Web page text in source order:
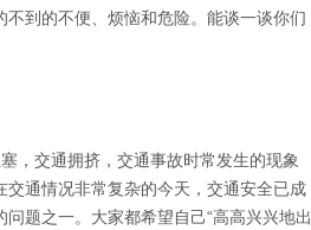
不到的不便、烦恼和危险。能谈一谈你们
，交通拥挤，交通事故时常发生的现象
交通情况非常复杂的今天，交通安全已成
问题之一。大家都希望自己“高高兴兴地出